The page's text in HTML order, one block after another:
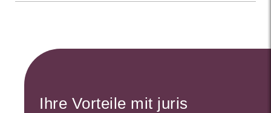
Ihre Vorteile mit juris